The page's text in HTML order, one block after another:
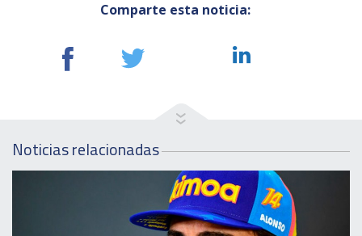
Comparte esta noticia:
Noticias relacionadas